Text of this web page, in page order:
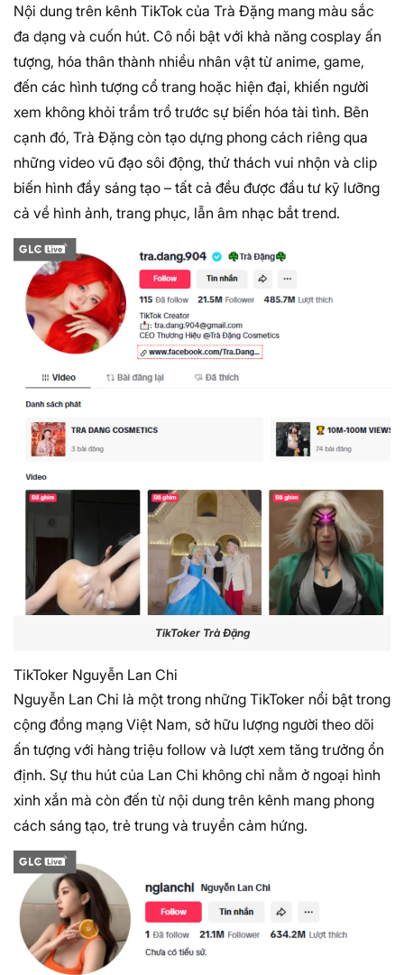
Nội dung trên kênh TikTok của Trà Đặng mang màu sắc
đa dạng và cuốn hút. Cô nổi bật với khả năng cosplay ấn
tượng, hóa thân thành nhiều nhân vật từ anime, game,
đến các hình tượng cổ trang hoặc hiện đại, khiến người
xem không khỏi trầm trồ trước sự biến hóa tài tình. Bên
cạnh đó, Trà Đặng còn tạo dựng phong cách riêng qua
những video vũ đạo sôi động, thử thách vui nhộn và clip
biến hình đầy sáng tạo – tất cả đều được đầu tư kỹ lưỡng
cả về hình ảnh, trang phục, lẫn âm nhạc bắt trend.
TikToker Trà Đặng
TikToker Nguyễn Lan Chi
Nguyễn Lan Chi là một trong những TikToker nổi bật trong
cộng đồng mạng Việt Nam, sở hữu lượng người theo dõi
ấn tượng với hàng triệu follow và lượt xem tăng trưởng ổn
định. Sự thu hút của Lan Chi không chỉ nằm ở ngoại hình
xinh xắn mà còn đến từ nội dung trên kênh mang phong
cách sáng tạo, trẻ trung và truyền cảm hứng.